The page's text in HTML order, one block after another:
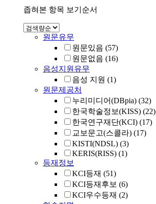
좁혀본 항목 보기순서
원문유무
원문있음 (57)
원문없음 (16)
음성지원유무
음성 지원 (1)
원문제공처
누리미디어(DBpia) (32)
한국학술정보(KISS) (22)
한국연구재단(KCI) (17)
교보문고(스콜라) (17)
KISTI(NDSL) (3)
KERIS(RISS) (1)
등재정보
KCI등재 (51)
KCI등재후보 (6)
KCI우수등재 (2)